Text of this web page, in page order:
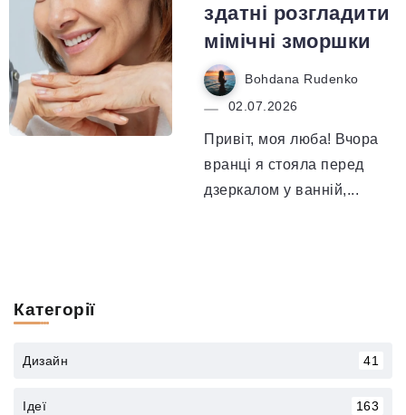
здатні розгладити
мімічні зморшки
Bohdana Rudenko
02.07.2026
Привіт, моя люба! Вчора
вранці я стояла перед
дзеркалом у ванній,...
Категорії
Дизайн 41
Ідеї 163